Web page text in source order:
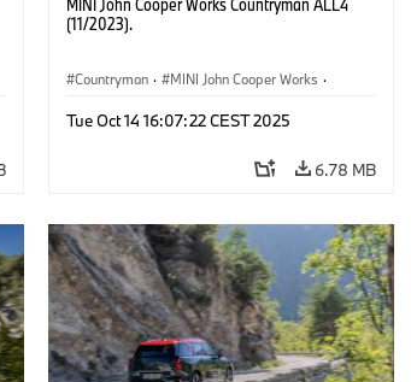
(11/2023).
Countryman · MINI John Cooper Works ·
Tue Oct 14 16:07:22 CEST 2025
6.78 MB